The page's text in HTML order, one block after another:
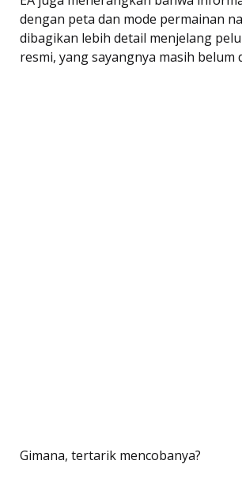
dengan peta dan mode permainan
dibagikan lebih detail menjelang
resmi, yang sayangnya masih belum
Gimana, tertarik mencobanya?